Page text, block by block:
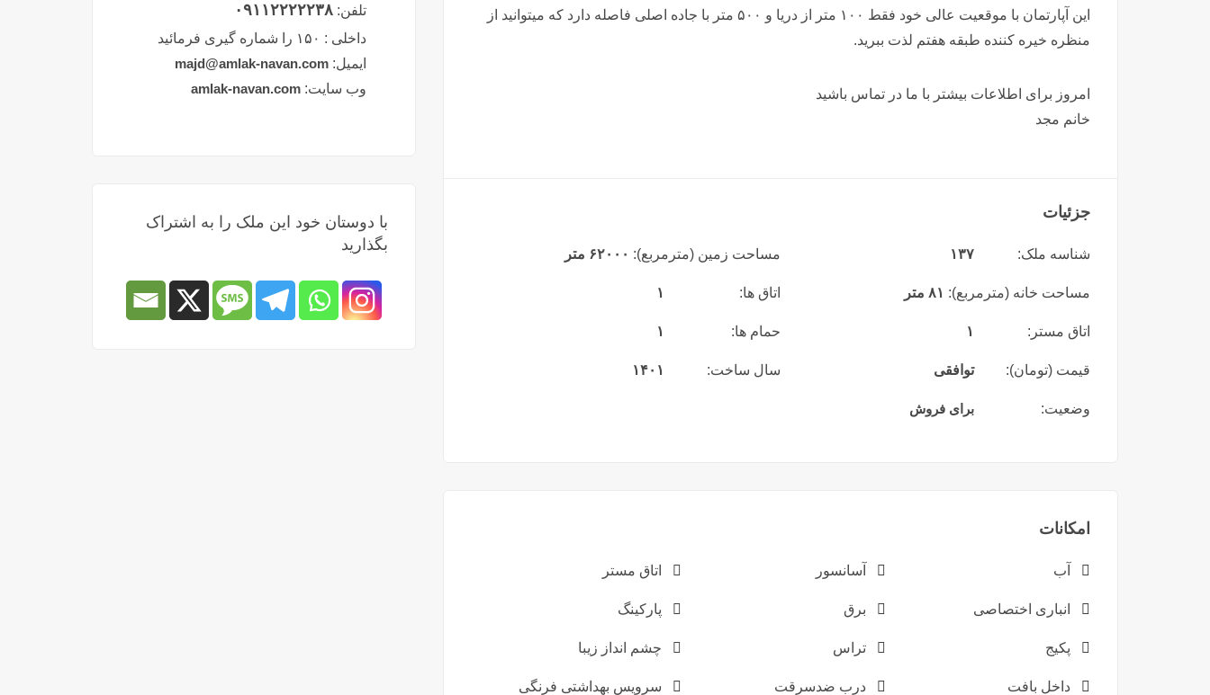
این آپارتمان با موقعیت عالی خود فقط ۱۰۰ متر از دریا و ۵۰۰ متر با جاده اصلی فاصله دارد که میتوانید از
منظره خیره کننده طبقه هفتم لذت ببرید.
امروز برای اطلاعات بیشتر با ما در تماس باشید
خانم مجد
جزئیات
شناسه ملک: ۱۳۷ مساحت زمین (مترمربع): ۶۲۰۰۰ متر
مساحت خانه (مترمربع): ۸۱ متر اتاق ها: ۱
اتاق مستر: ۱ حمام ها: ۱
قیمت (تومان): توافقی سال ساخت: ۱۴۰۱
وضعیت: برای فروش
امکانات
آب آسانسور اتاق مستر
انباری اختصاصی برق پارکینگ
پکیج تراس چشم انداز زیبا
داخل بافت درب ضدسرقت سرویس بهداشتی فرنگی
تلفن: ۰۹۱۱۲۲۲۲۲۳۸
داخلی : ۱۵۰ را شماره گیری فرمائید
ایمیل: majd@amlak-navan.com
وب سایت: amlak-navan.com
با دوستان خود این ملک را به اشتراک
بگذارید